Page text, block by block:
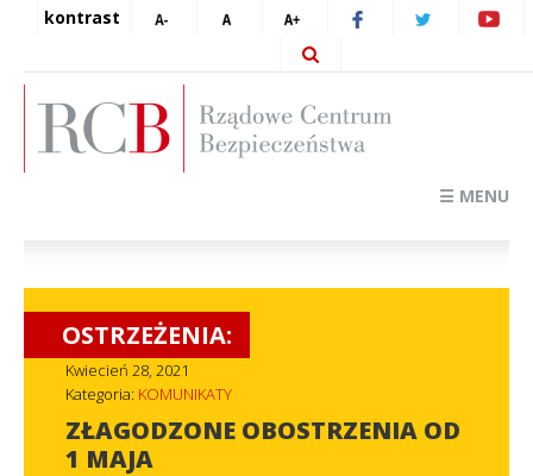
kontrast
☰ MENU
OSTRZEŻENIA:
Kwiecień 28, 2021
Kategoria: KOMUNIKATY
ZŁAGODZONE OBOSTRZENIA OD
1 MAJA